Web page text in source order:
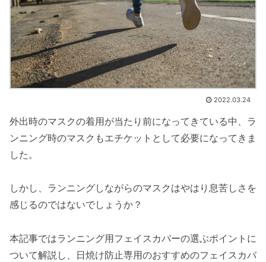
2022.03.24
外出時のマスクの着用が当たり前になってきている中、ラ
ンニング時のマスクもエチケットとして必要になってきま
した。
しかし、ランニングしながらのマスクはやはり息苦しさを
感じるのではないでしょうか？
本記事ではランニング用フェイスカバーの選ぶポイントに
ついて解説し、日焼け防止専用のおすすめのフェイスカバ